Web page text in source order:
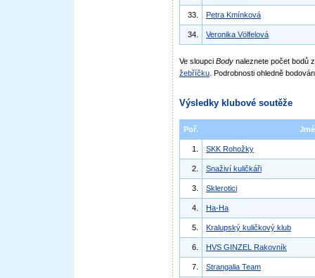
33. Petra Kmínková
34. Veronika Völfelová
Ve sloupci Body naleznete počet bodů
žebříčku . Podrobnosti ohledně
Výsledky klubové soutěže
Poř.
1. SKK Rohožky
2. Snaživí kuličkáři
3. Sklerotici
4. Ha-Ha
5. Kralupský kuličkový klub
6. HVS GINZEL Rakovník
7. Strangalia Team